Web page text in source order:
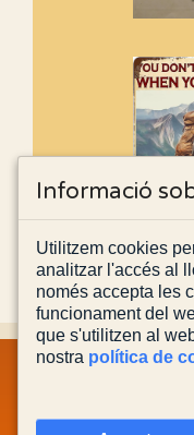
POLÍTICA DE COOKIES
Informació
Utilitzem cookies
analitzar l'accés al
només accepta les
funcionament del
que s'utilitzen al
nostra política de